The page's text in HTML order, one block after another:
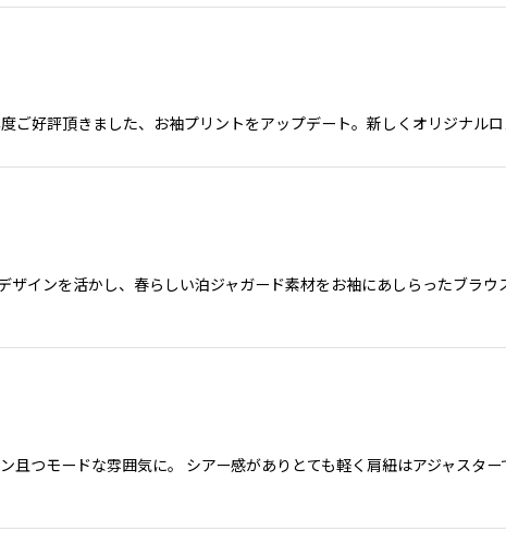
ご好評頂きました、お袖プリントをアップデート。新しくオリジナル
ザインを活かし、春らしい泊ジャガード素材をお袖にあしらったブラ
且つモードな雰囲気に。 シアー感がありとても軽く肩紐はアジャスタ